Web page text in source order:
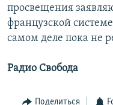
просвещения
французской
самом деле пока не
Радио Свобода
Поделиться